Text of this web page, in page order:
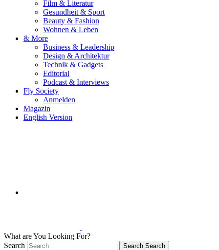
Film & Literatur
Gesundheit & Sport
Beauty & Fashion
Wohnen & Leben
& More
Business & Leadership
Design & Architektur
Technik & Gadgets
Editorial
Podcast & Interviews
Fly Society
Anmelden
Magazin
English Version
What are You Looking For?
Search
Search Search